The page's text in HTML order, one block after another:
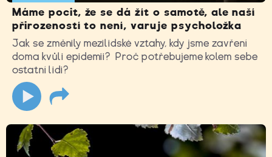
Máme pocit, že se dá žít o samotě, ale naší
přirozeností to není, varuje psycholožka
Jak se změnily mezilidské vztahy, kdy jsme zavření
doma kvůli epidemii? Proč potřebujeme kolem sebe
ostatní lidi?